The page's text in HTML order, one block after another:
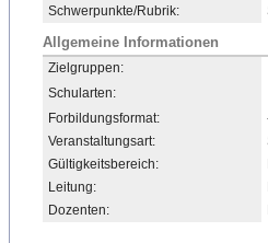
Schwerpunkte/Rubrik:
Allgemeine Informationen
Zielgruppen:
Schularten:
Forbildungsformat:
Veranstaltungsart:
Gültigkeitsbereich:
Leitung:
Dozenten: